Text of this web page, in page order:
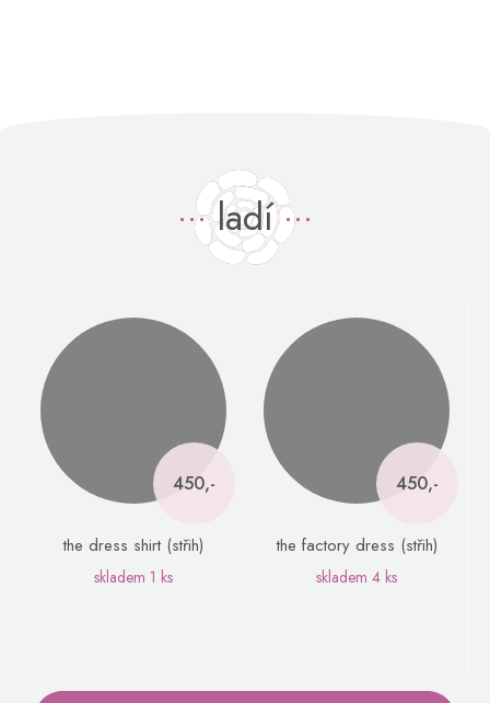
ladí
450,-
the dress shirt (střih)
skladem 1 ks
450,-
the factory dress (střih)
skladem 4 ks